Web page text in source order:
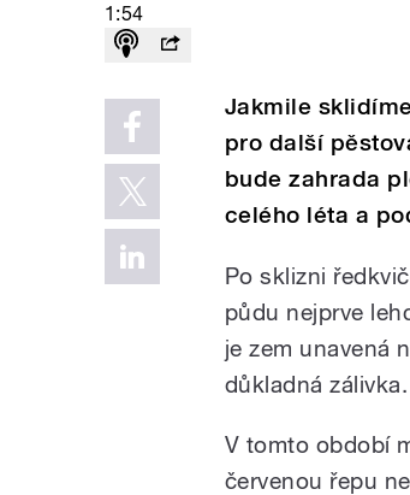
1:54
Jakmile
pro další
bude zahrada
celého léta a
Po sklizni
půdu nejprve
je zem unavená
důkladná
V tomto období
červenou řepu